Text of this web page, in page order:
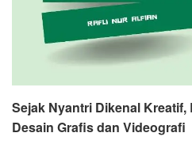
Sejak Nyantri Dikenal
Desain Grafis dan Videografi